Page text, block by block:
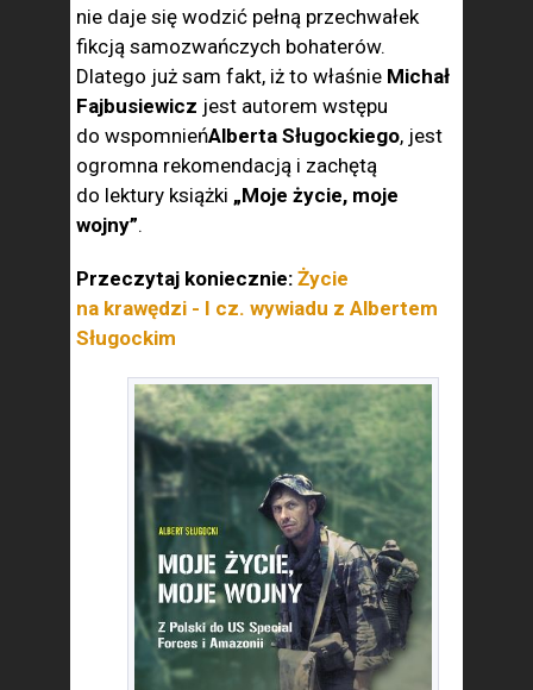
nie daje się wodzić pełną przechwałek
fikcją samozwańczych bohaterów.
Dlatego już sam fakt, iż to właśnie Michał
Fajbusiewicz jest autorem wstępu
do wspomnieńAlberta Sługockiego, jest
ogromna rekomendacją i zachętą
do lektury książki „Moje życie, moje
wojny”.
Przeczytaj koniecznie: Życie
na krawędzi - I cz. wywiadu z Albertem
Sługockim